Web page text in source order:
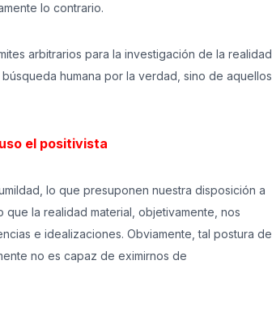
lo contrario.
arbitrarios para la investigación de la realidad
humana por la verdad, sino de aquellos
el positivista
lo que presuponen nuestra disposición a
la realidad material, objetivamente, nos
e idealizaciones. Obviamente, tal postura de
no es capaz de eximirnos de